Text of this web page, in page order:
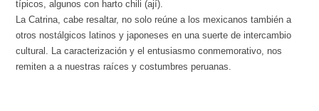
típicos, algunos con harto chili (ají).
La Catrina, cabe resaltar, no solo reúne a los mexicanos también a
otros nostálgicos latinos y japoneses en una suerte de intercambio
cultural. La caracterización y el entusiasmo conmemorativo, nos
remiten a a nuestras raíces y costumbres peruanas.